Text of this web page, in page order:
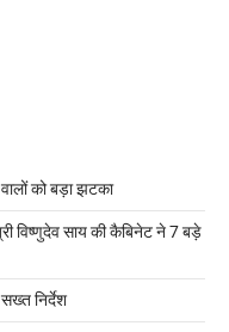
को बड़ा झटका
विष्णुदेव साय की कैबिनेट ने 7 बड़े
निर्देश